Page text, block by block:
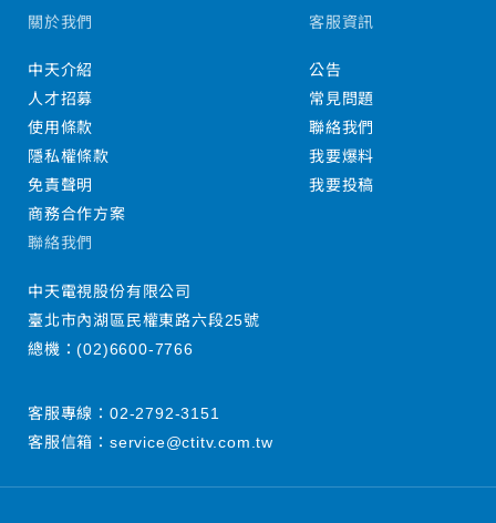
關於我們
中天介紹
人才招募
使用條款
隱私權條款
免責聲明
商務合作方案
客服資訊
公告
常見問題
聯絡我們
我要爆料
我要投稿
聯絡我們
中天電視股份有限公司
臺北市內湖區民權東路六段25號
總機：(02)6600-7766
客服專線： 02-2792-3151
客服信箱： service@ctitv.com.tw